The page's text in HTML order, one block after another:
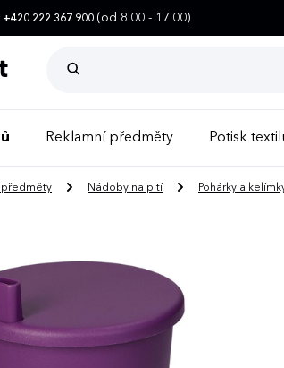
+420 222 367 900 (od 8:00 - 17:00)
Reklamní předměty Potisk
předměty Nádoby na pití Pohárky a